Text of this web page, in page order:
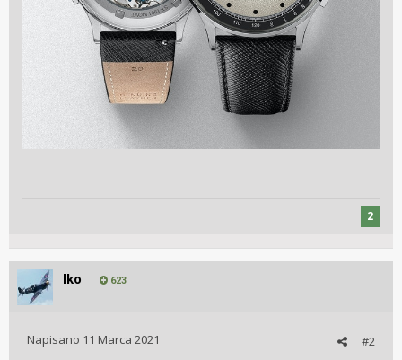
2
Iko 623
#2
Napisano 11 Marca 2021